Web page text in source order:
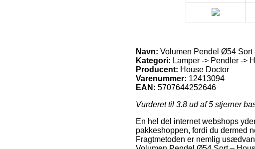
Navn: Volumen Pendel Ø54 Sort
Kategori: Lamper -> Pendler ->
Producent: House Doctor
Varenummer: 12413094
EAN: 5707644252646
Vurderet til 3.8 ud af 5 stjerner
En hel del internet webshops
pakkeshoppen, fordi du dermed
Fragtmetoden er nemlig